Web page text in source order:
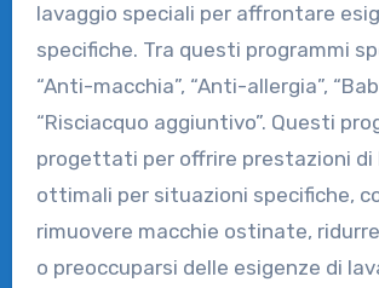
lavaggio speciali per affrontare
specifiche. Tra questi programmi
“Anti-macchia”, “Anti-allergia”,
“Risciacquo aggiuntivo”. Questi
progettati per offrire prestazioni di
ottimali per situazioni specifiche,
rimuovere macchie ostinate,
o preoccuparsi delle esigenze di